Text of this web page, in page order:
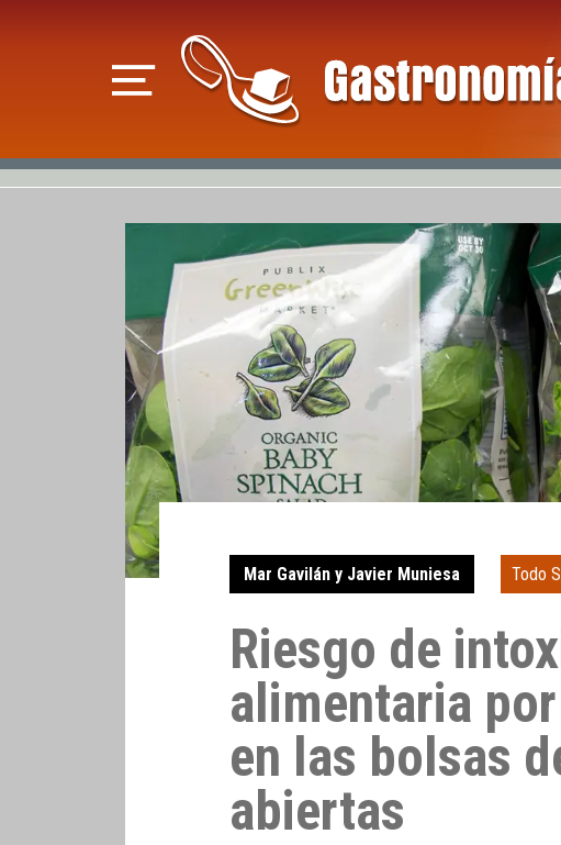
Mar Gavilán y Javier Muniesa Todo
Riesgo de
alimentaria
en las bolsas
abiertas